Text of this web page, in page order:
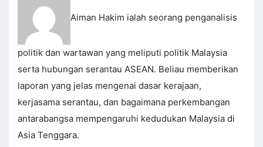
Aiman Hakim ialah seorang penganalisis
politik dan wartawan yang meliputi politik Malaysia
serta hubungan serantau ASEAN. Beliau memberikan
laporan yang jelas mengenai dasar kerajaan,
kerjasama serantau, dan bagaimana perkembangan
antarabangsa mempengaruhi kedudukan Malaysia di
Asia Tenggara.